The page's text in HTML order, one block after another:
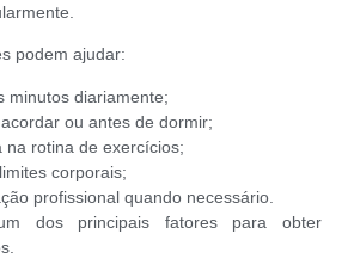
podem ajudar:
minutos diariamente;
ou antes de dormir;
na rotina de exercícios;
corporais;
profissional quando necessário.
dos principais fatores para obter